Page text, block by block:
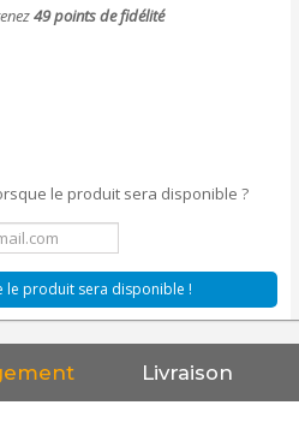
49points de fidélité
le produit sera disponible ?
le produit sera disponible !
Livraison